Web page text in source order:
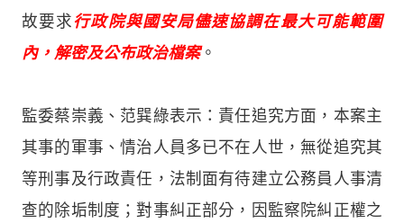
故要求 行政院與國安局儘速協調在最大可能範圍
內，解密及公布政治檔案。
監委蔡崇義、范巽綠表示：責任追究方面，本案主
其事的軍事、情治人員多已不在人世，無從追究其
等刑事及行政責任，法制面有待建立公務員人事清
查的除垢制度；對事糾正部分，因監察院糾正權之